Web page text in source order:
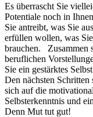
Es überrascht Sie
Potentiale noch in
Sie antreibt, was Sie
erfüllen wollen, was
brauchen. Zusammen
beruflichen
Sie ein gestärktes
Den nächsten
sich auf die
Selbsterkenntnis und
Denn Mut tut gut!